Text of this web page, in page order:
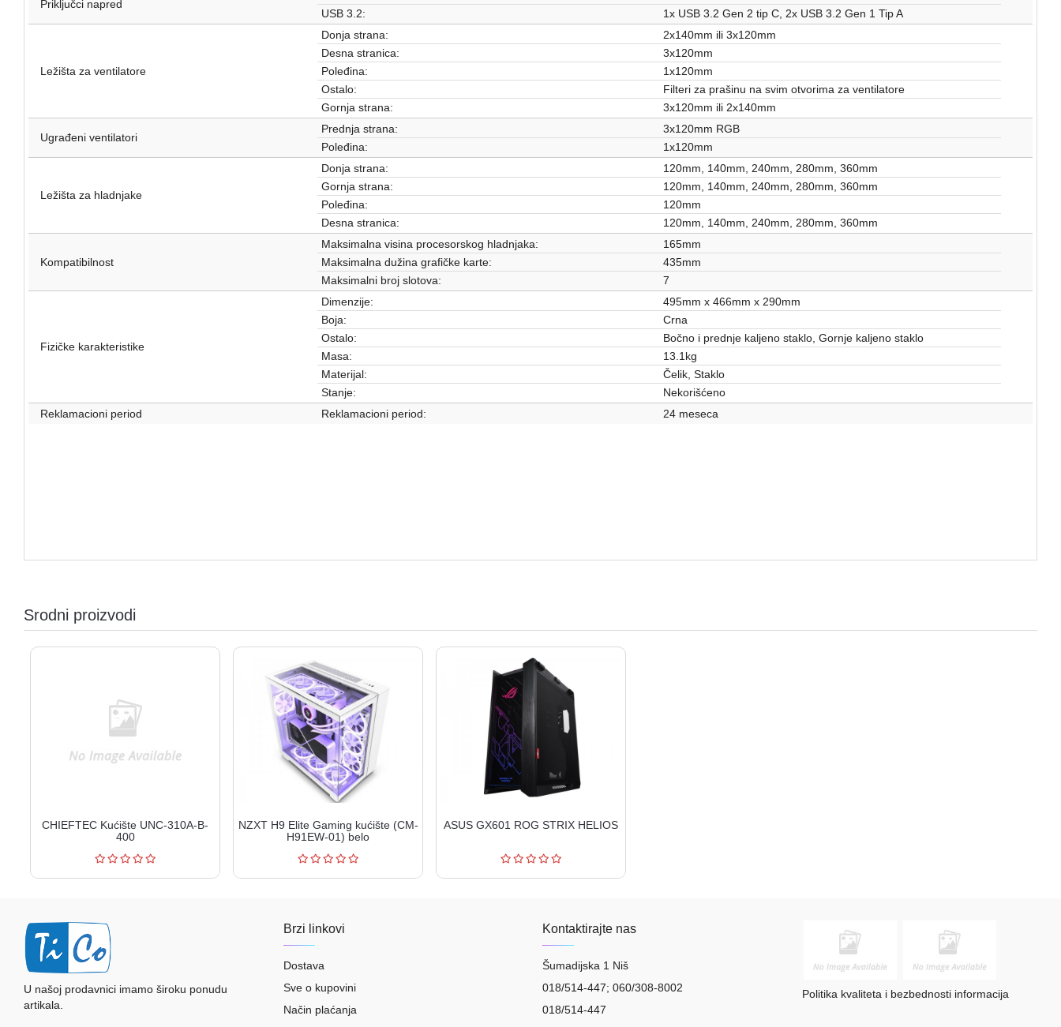
Priključci napred
USB 3.2:
1x USB 3.2 Gen 2 tip C, 2x USB 3.2 Gen 1 Tip A
Ležišta za ventilatore
Donja strana:
2x140mm ili 3x120mm
Desna stranica:
3x120mm
Poleđina:
1x120mm
Ostalo:
Filteri za prašinu na svim otvorima za ventilatore
Gornja strana:
3x120mm ili 2x140mm
Ugrađeni ventilatori
Prednja strana:
3x120mm RGB
Poleđina:
1x120mm
Ležišta za hladnjake
Donja strana:
120mm, 140mm, 240mm, 280mm, 360mm
Gornja strana:
120mm, 140mm, 240mm, 280mm, 360mm
Poleđina:
120mm
Desna stranica:
120mm, 140mm, 240mm, 280mm, 360mm
Kompatibilnost
Maksimalna visina procesorskog hladnjaka:
165mm
Maksimalna dužina grafičke karte:
435mm
Maksimalni broj slotova:
7
Fizičke karakteristike
Dimenzije:
495mm x 466mm x 290mm
Boja:
Crna
Ostalo:
Bočno i prednje kaljeno staklo, Gornje kaljeno staklo
Masa:
13.1kg
Materijal:
Čelik, Staklo
Stanje:
Nekorišćeno
Reklamacioni period
Reklamacioni period: 24 meseca
Srodni proizvodi
CHIEFTEC Kućište UNC-310A-B-
400
NZXT H9 Elite Gaming kućište (CM-
H91EW-01) belo
ASUS GX601 ROG STRIX HELIOS
U našoj prodavnici imamo široku ponudu
artikala.
Brzi linkovi
Dostava
Sve o kupovini
Način plaćanja
Kontaktirajte nas
Šumadijska 1 Niš
018/514-447; 060/308-8002
018/514-447
Politika kvaliteta i bezbednosti informacija